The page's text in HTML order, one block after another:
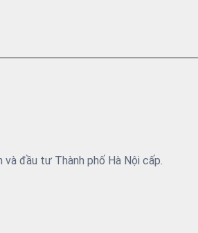
đầu tư Thành phố Hà Nội cấp.